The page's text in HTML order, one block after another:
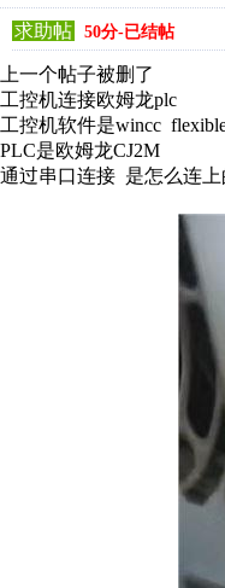
求助帖 50分-已结帖
上一个帖子被删了
工控机连接欧姆龙plc
工控机软件是wincc
PLC是欧姆龙CJ2M
通过串口连接 是怎么连上